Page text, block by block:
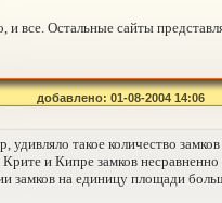
и все. Остальные сайты
добавлено: 01-08-2004 14:06
удивляло такое количество
и Кипре замков
замков на единицу площади